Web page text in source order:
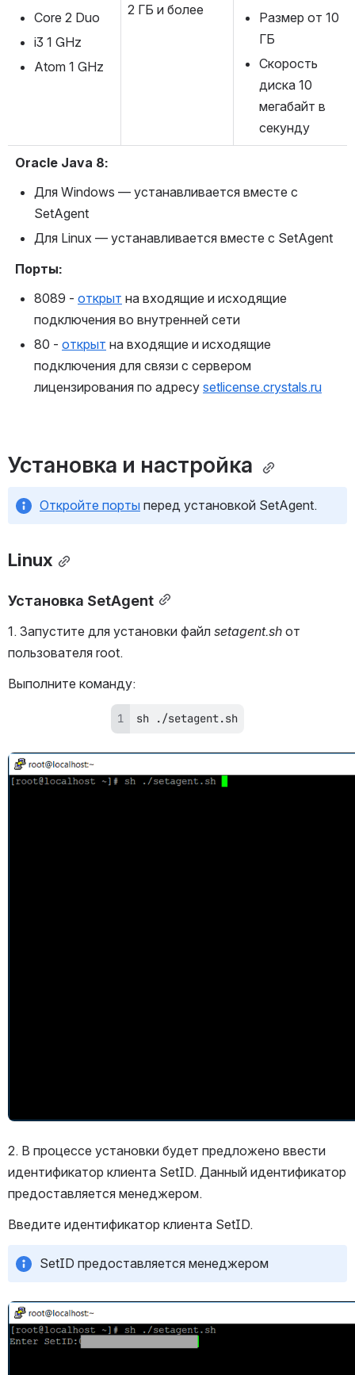
Core 2 Duo
i3 1 GHz
Atom 1 GHz
2 ГБ и более
Размер от 10
ГБ
Скорость
диска 10
мегабайт в
секунду
Oracle Java 8:
Для Windows — устанавливается вместе с
SetAgent
Для Linux — устанавливается вместе с SetAgent
Порты:
8089 - открыт на входящие и исходящие
подключения во внутренней сети
80 - открыт на входящие и исходящие
подключения для связи с сервером
лицензирования по адресу setlicense.crystals.ru
Установка и настройка
Откройте порты перед установкой SetAgent.
Linux
Установка SetAgent
1. Запустите для установки файл setagent.sh от
пользователя root.
Выполните команду:
sh ./setagent.sh
Открыть файл «»
2. В процессе установки будет предложено ввести
идентификатор клиента SetID. Данный идентификатор
предоставляется менеджером.
Введите идентификатор клиента SetID.
SetID предоставляется менеджером
Открыть файл «»